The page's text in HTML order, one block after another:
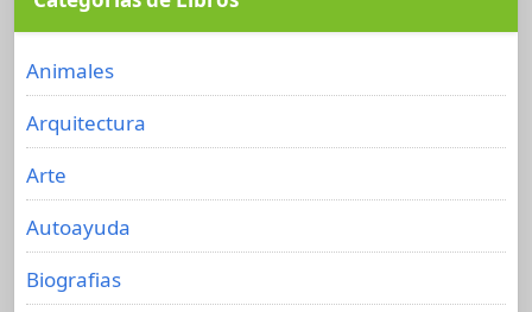
Animales
Arquitectura
Arte
Autoayuda
Biografias